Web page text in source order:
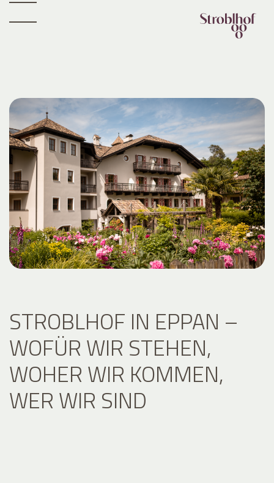
STROBLHOF IN EPPAN –
WOFÜR WIR STEHEN,
WOHER WIR KOMMEN,
WER WIR SIND